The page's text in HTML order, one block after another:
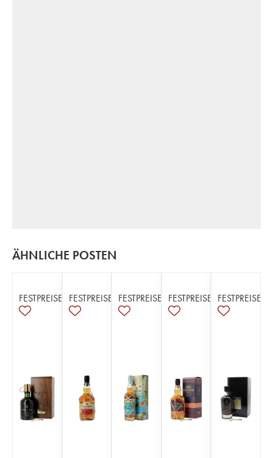
ÄHNLICHE POSTEN
FESTPREISE FESTPREISE FESTPREISE FESTPREISE FESTPREISE